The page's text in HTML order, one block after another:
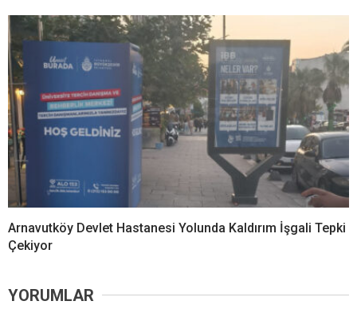
Arnavutköy Devlet Hastanesi Yolunda Kaldırım İşgali Tepki
Çekiyor
YORUMLAR